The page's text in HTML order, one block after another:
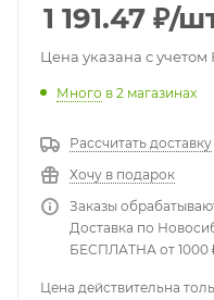
1 191.47 ₽/
Цена указана с учетом
Много в 2 магазинах
Рассчитать доставку
Хочу в подарок
Заказы
Доставка по
БЕСПЛАТНА от 1000
Цена действительна